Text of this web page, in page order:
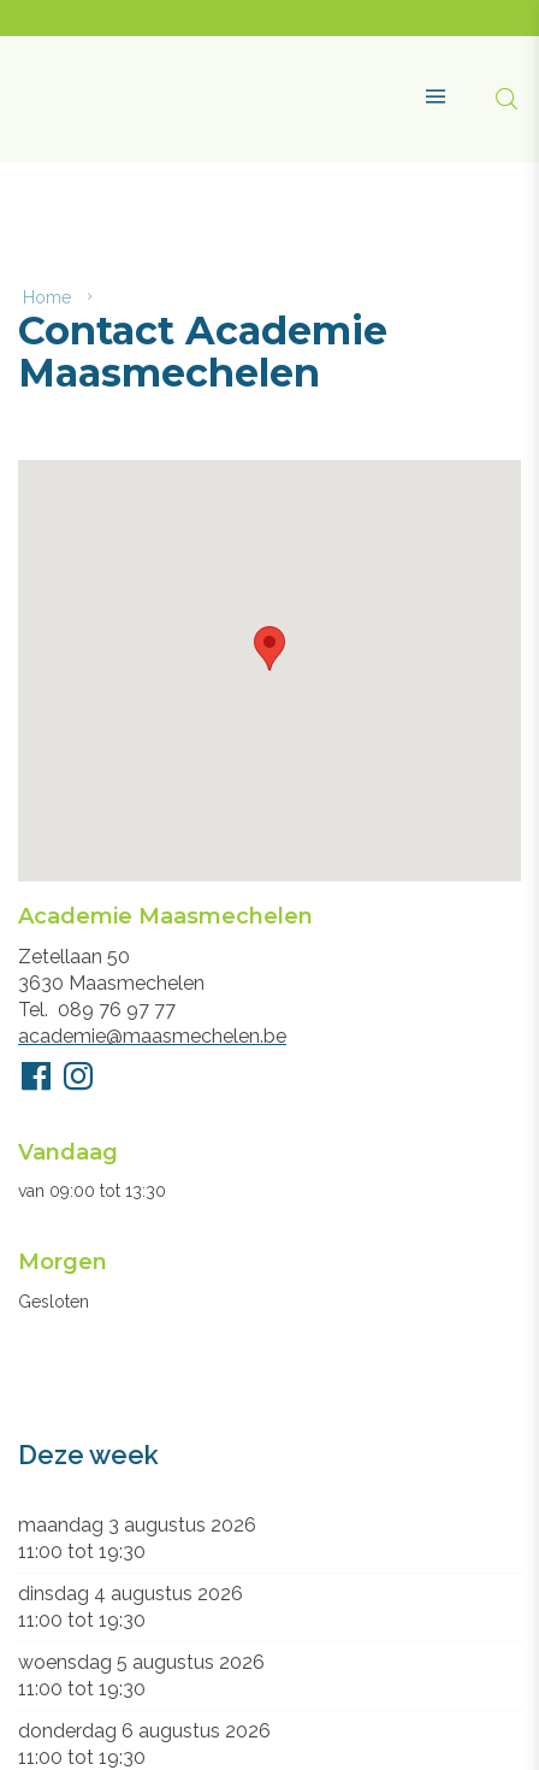
content
Home
Academie
Maasmechelen
Contact Academie
Maasmechelen
Academie Maasmechelen
Adres
Zetellaan 50
3630 Maasmechelen
Tel.
089 76 97 77
E-
mail
academie@maasmechelen.be
Volg
ons
FacebookInstagram
Openingsuren
secretariaat
Vandaag
van 09:00 tot 13:30
Morgen
Gesloten
Deze week
maandag 3 augustus 2026
11:00 tot 19:30
dinsdag 4 augustus 2026
11:00 tot 19:30
woensdag 5 augustus 2026
11:00 tot 19:30
donderdag 6 augustus 2026
11:00 tot 19:30